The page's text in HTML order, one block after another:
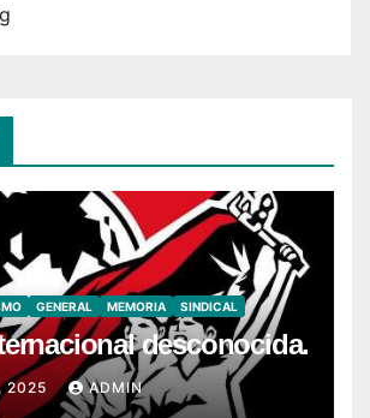
GENERAL MEMORIA SINDICAL
desconocida.
2025 ADMIN